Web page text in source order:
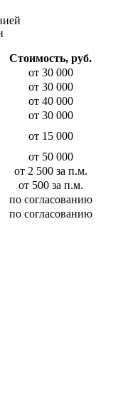
Стоимость, руб.
от 30 000
от 30 000
от 40 000
от 30 000
от 15 000
от 50 000
от 2 500 за п.м.
от 500 за п.м.
по согласованию
по согласованию